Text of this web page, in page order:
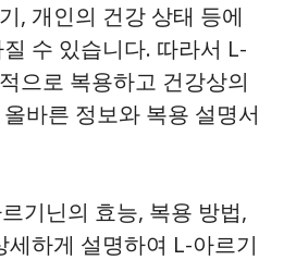
, 개인의 건강 상태 등에
수 있습니다. 따라서 L-
으로 복용하고 건강상의
바른 정보와 복용 설명서
기닌의 효능, 복용 방법,
세하게 설명하여 L-아르기